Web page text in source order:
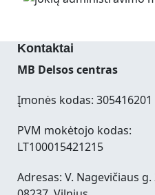
Kontaktai
MB Delsos centras
Įmonės kodas: 305416201
PVM mokėtojo kodas:
LT100015421215
Adresas: V. Nagevičiaus g.